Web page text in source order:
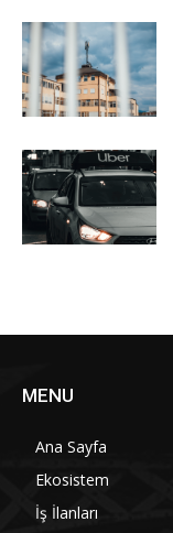
MENU
Ana Sayfa
Ekosistem
İş İlanları